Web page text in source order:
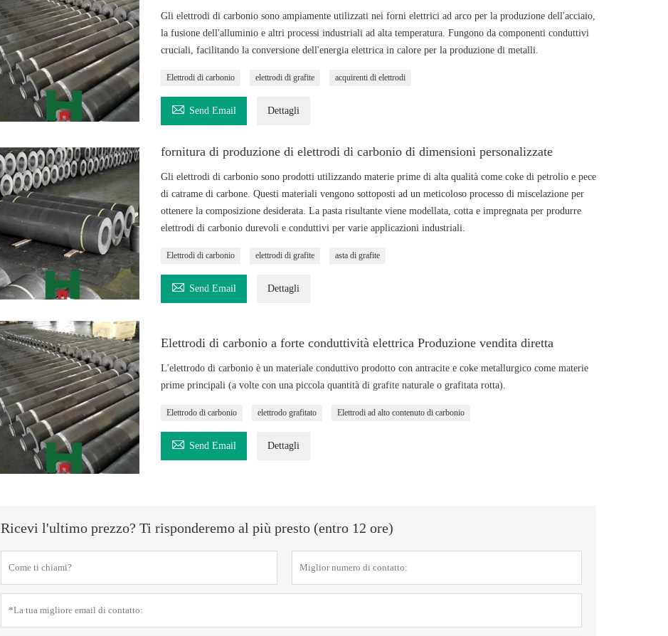
Gli elettrodi di carbonio sono ampiamente utilizzati nei forni elettrici ad arco per la produzione dell'acciaio,
la fusione dell'alluminio e altri processi industriali ad alta temperatura. Fungono da componenti conduttivi
cruciali, facilitando la conversione dell'energia elettrica in calore per la produzione di metalli.
Elettrodi di carbonio elettrodi di grafite acquirenti di elettrodi
 Send Email Dettagli
fornitura di produzione di elettrodi di carbonio di dimensioni personalizzate
Gli elettrodi di carbonio sono prodotti utilizzando materie prime di alta qualità come coke di petrolio e pece
di catrame di carbone. Questi materiali vengono sottoposti ad un meticoloso processo di miscelazione per
ottenere la composizione desiderata. La pasta risultante viene modellata, cotta e impregnata per produrre
elettrodi di carbonio durevoli e conduttivi per varie applicazioni industriali.
Elettrodi di carbonio elettrodi di grafite asta di grafite
 Send Email Dettagli
Elettrodi di carbonio a forte conduttività elettrica Produzione vendita diretta
L'elettrodo di carbonio è un materiale conduttivo prodotto con antracite e coke metallurgico come materie
prime principali (a volte con una piccola quantità di grafite naturale o grafitata rotta).
Elettrodo di carbonio elettrodo grafitato Elettrodi ad alto contenuto di carbonio
 Send Email Dettagli
Ricevi l'ultimo prezzo? Ti risponderemo al più presto (entro 12 ore)